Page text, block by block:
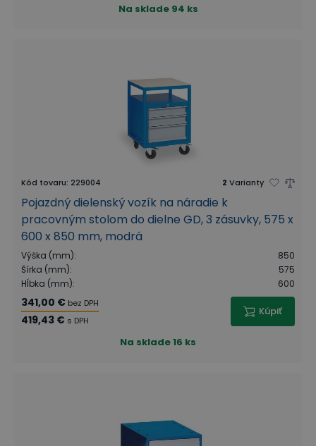
Na sklade 94 ks
Kód tovaru: 229004 2 Varianty
Pojazdný dielenský vozík na náradie k
pracovným stolom do dielne GD, 3 zásuvky, 575 x
600 x 850 mm, modrá
Výška (mm):
850
Šírka (mm):
575
Hĺbka (mm): 600
341,00 € bez DPH
419,43 € s DPH
Kúpiť
Na sklade16 ks